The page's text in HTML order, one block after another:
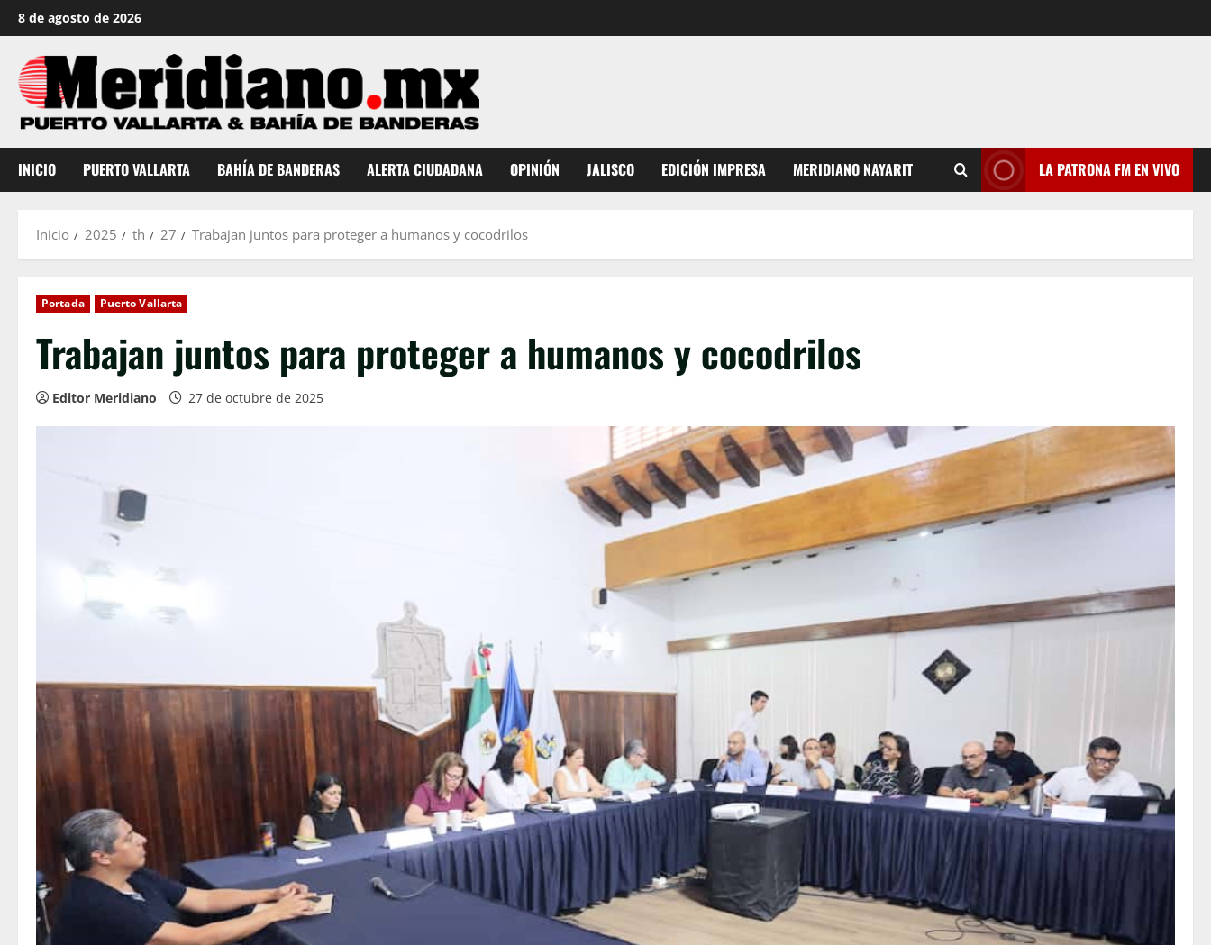
Saltar
al
contenido
8 de agosto de 2026
INICIO PUERTO VALLARTA BAHÍA DE BANDERAS ALERTA CIUDADANA OPINIÓN JALISCO EDICIÓN IMPRESA MERIDIANO NAYARIT LA PATRONA FM EN VIVO
Inicio 2025 th 27 Trabajan juntos para proteger a humanos y cocodrilos
Portada Puerto Vallarta
Trabajan juntos para proteger a humanos y cocodrilos
Editor Meridiano 27 de octubre de 2025